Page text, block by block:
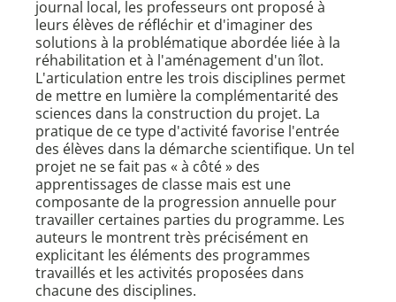
journal local, les professeurs ont proposé à
leurs élèves de réfléchir et d'imaginer des
solutions à la problématique abordée liée à la
réhabilitation et à l'aménagement d'un îlot.
L'articulation entre les trois disciplines permet
de mettre en lumière la complémentarité des
sciences dans la construction du projet. La
pratique de ce type d'activité favorise l'entrée
des élèves dans la démarche scientifique. Un tel
projet ne se fait pas « à côté » des
apprentissages de classe mais est une
composante de la progression annuelle pour
travailler certaines parties du programme. Les
auteurs le montrent très précisément en
explicitant les éléments des programmes
travaillés et les activités proposées dans
chacune des disciplines.